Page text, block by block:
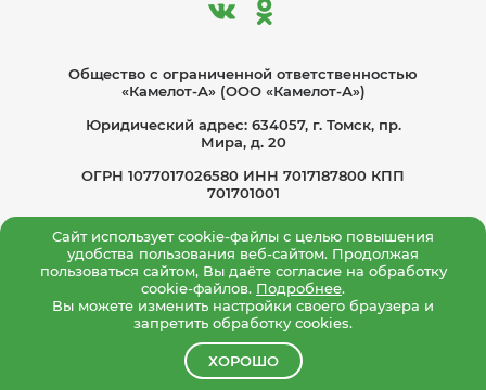
Общество с ограниче­нной ответственностью
«Камелот-А» (ООО «Камелот-А»)
Юридический адрес: 634057, г. Томск, пр.
Мира, д. 20
ОГРН 1077017026580 ИНН 7017187800 КПП
701701001
данных
Согласие на обработку персональных данных
Политика конфиденциальности
Сайт использует cookie-файлы с целью повышения
удобства пользования веб-сайтом. Продолжая
пользоваться сайтом, Вы даёте согласие на обработку
cookie-файлов. Подробнее.
Вы можете изменить настройки своего браузера и
запретить обработку cookies.
ХОРОШО